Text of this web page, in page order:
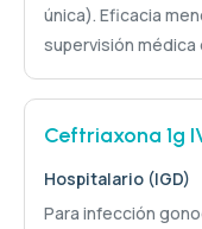
única). Eficacia
supervisión médica
Ceftriaxona 1g
Hospitalario (IGD)
Para infección